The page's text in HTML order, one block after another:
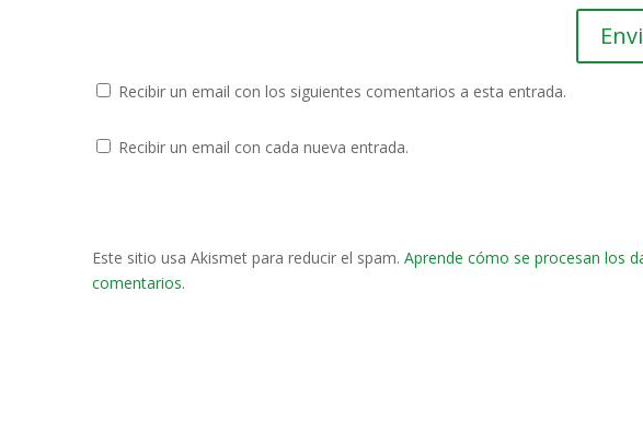
Recibir un email con los siguientes comentarios a esta entrada.
Recibir un email con cada nueva entrada.
Este sitio usa Akismet para reducir el spam. Aprende cómo se procesan los
comentarios.